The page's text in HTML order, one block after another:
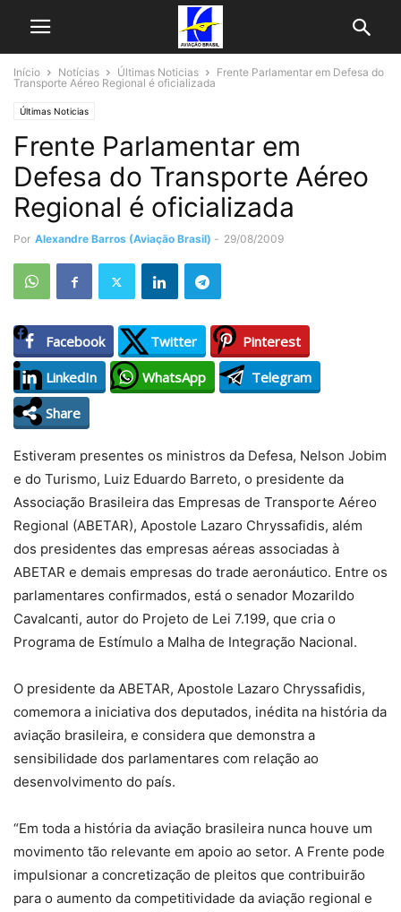
Início Notícias Últimas Noticias
Frente Parlamentar em Defesa do
Transporte Aéreo Regional é oficializada
Últimas Noticias
Frente Parlamentar em
Defesa do Transporte Aéreo
Regional é oficializada
Por Alexandre Barros (Aviação Brasil) - 29/08/2009
Facebook Twitter
Pinterest
LinkedIn
WhatsApp
Telegram
Share
Estiveram presentes os ministros da Defesa, Nelson Jobim
e do Turismo, Luiz Eduardo Barreto, o presidente da
Associação Brasileira das Empresas de Transporte Aéreo
Regional (ABETAR), Apostole Lazaro Chryssafidis, além
dos presidentes das empresas aéreas associadas à
ABETAR e demais empresas do trade aeronáutico. Entre os
parlamentares confirmados, está o senador Mozarildo
Cavalcanti, autor do Projeto de Lei 7.199, que cria o
Programa de Estímulo a Malha de Integração Nacional.
O presidente da ABETAR, Apostole Lazaro Chryssafidis,
comemora a iniciativa dos deputados, inédita na história da
aviação brasileira, e considera que demonstra a
sensibilidade dos parlamentares com relação ao
desenvolvimento do país.
“Em toda a história da aviação brasileira nunca houve um
movimento tão relevante em apoio ao setor. A Frente pode
impulsionar a concretização de pleitos que contribuirão
para o aumento da competitividade da aviação regional e